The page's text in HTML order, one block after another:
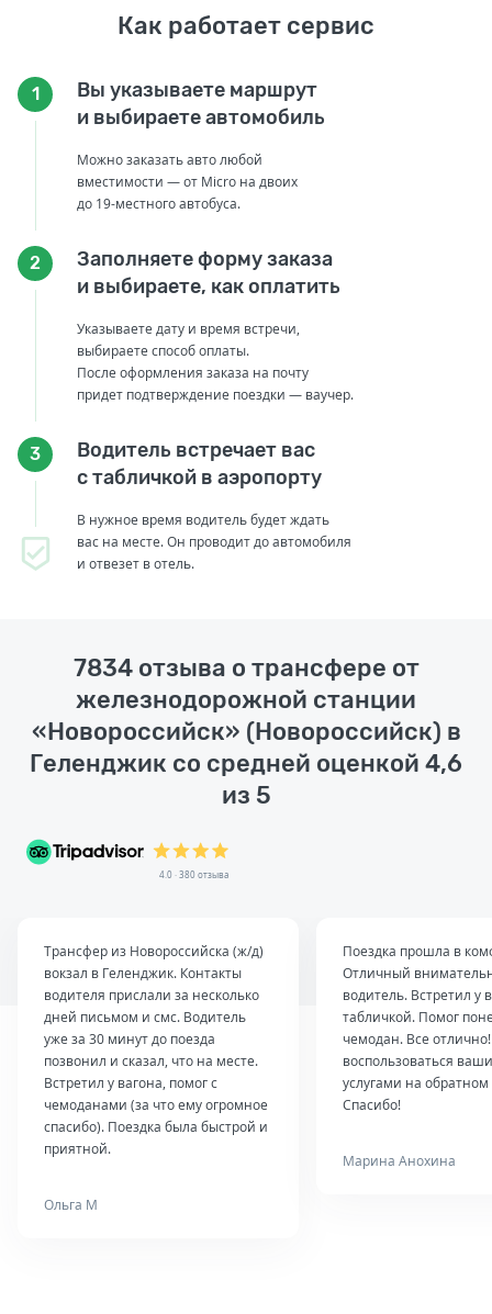
Как работает сервис
1
Вы указываете маршрут
и выбираете автомобиль
Можно заказать авто любой
вместимости — от Micro на двоих
до 19-местного автобуса.
2
Заполняете форму заказа
и выбираете, как оплатить
Указываете дату и время встречи,
выбираете способ оплаты.
После оформления заказа на почту
придет подтверждение поездки — ваучер.
3
Водитель встречает вас
с табличкой в аэропорту
В нужное время водитель будет ждать
вас на месте. Он проводит до автомобиля
и отвезет в отель.
7834 отзыва о трансфере от
железнодорожной станции
«Новороссийск» (Новороссийск) в
Геленджик со средней оценкой 4,6
из 5
4.0 · 380 отзыва
Трансфер из Новороссийска (ж/д)
вокзал в Геленджик. Контакты
водителя прислали за несколько
дней письмом и смс. Водитель
уже за 30 минут до поезда
позвонил и сказал, что на месте.
Встретил у вагона, помог с
чемоданами (за что ему огромное
спасибо). Поездка была быстрой и
приятной.
Ольга М
Поездка прошла в
Отличный
водитель. Встретил у
табличкой. Помог
чемодан. Все
воспользоваться
услугами на обратном
Спасибо!
Марина Анохина